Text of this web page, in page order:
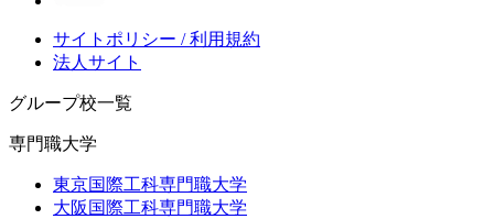
サイトポリシー / 利用規約
法人サイト
グループ校一覧
専門職大学
東京国際工科専門職大学
大阪国際工科専門職大学